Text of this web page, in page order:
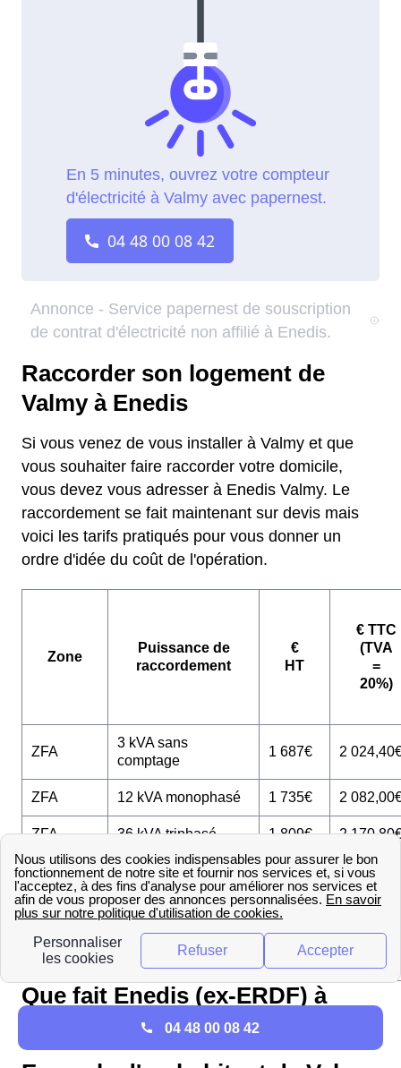
Raccorder son logement de
Valmy à Enedis
Si vous venez de vous installer à Valmy et que
vous souhaiter faire raccorder votre domicile,
vous devez vous adresser à Enedis Valmy. Le
raccordement se fait maintenant sur devis mais
voici les tarifs pratiqués pour vous donner un
ordre d'idée du coût de l'opération.
Zone
Puissance de
raccordement
€
HT
€ TTC
(TVA
=
20%)
ZFA
3 kVA sans
comptage
1 687€ 2
ZFA 12 kVA monophasé 1 735€ 2
ZFA 36 kVA triphasé 1 809€ 2
ZFB
3 kVA sans
comptage
1 875€ 2
12 kVA monophasé
ZFB 36 kVA triphasé 2
Que fait Enedis (ex-ERDF) à
04 48 00 08 42